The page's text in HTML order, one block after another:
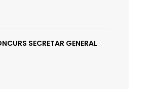
SECRETAR GENERAL